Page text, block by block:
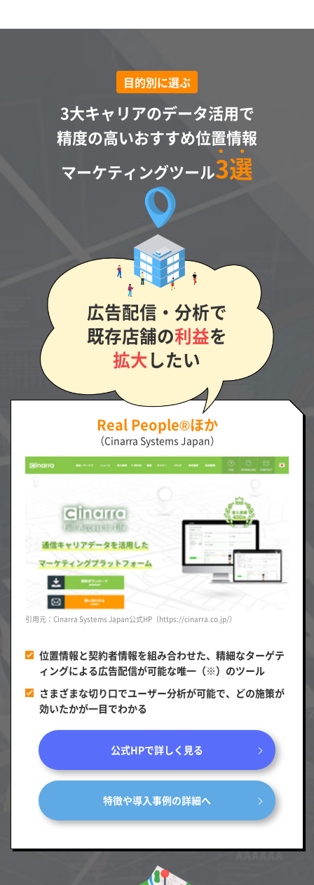
目的別に選ぶ
3大キャリアのデータ活用で
精度の高いおすすめ位置情報
マーケティングツール3選
広告配信・分析で
既存店舗の利益を
拡大したい
Real People®ほか
（Cinarra Systems Japan）
引用元：Cinarra Systems Japan公式HP（https://cinarra.co.jp/）
位置情報と契約者情報を組み合わせた、精細なターゲテ
ィングによる広告配信が可能な唯一（※）のツール
さまざまな切り口でユーザー分析が可能で、どの施策が
効いたかが一目でわかる
公式HPで詳しく見る
特徴や導入事例の詳細へ